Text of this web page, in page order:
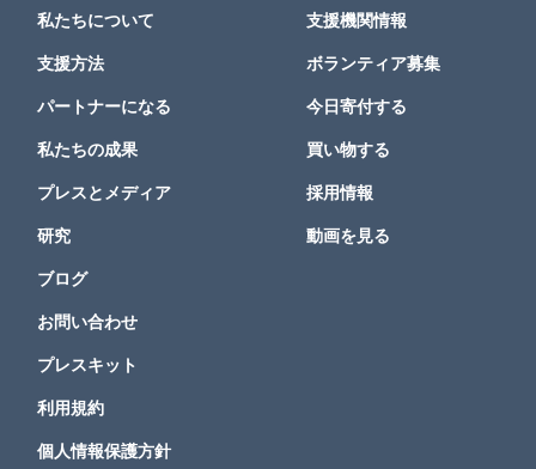
私たちについて
支援方法
パートナーになる
私たちの成果
プレスとメディア
研究
支援機関情報
ボランティア募集
今日寄付する
買い物する
採用情報
動画を見る
ブログ
お問い合わせ
プレスキット
利用規約
個人情報保護方針